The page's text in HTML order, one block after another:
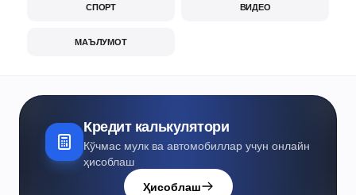
СПОРТ ВИДЕО
МАЪЛУМОТ
Кредит калькулятори
Кўчмас мулк ва автомобиллар учун онлайн
ҳисоблаш
Ҳисоблаш